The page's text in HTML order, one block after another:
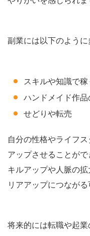
副業には以下のように
スキルや知識で
ハンドメイド作品
せどりや転売
自分の性格やライフ
アップさせることが
キルアップや人脈の
リアアップにつながる
将来的には転職や起